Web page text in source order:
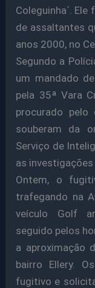
Coleguinha´.
de assaltantes
anos 2000, no
Segundo a
um mandado
pela 35ª Vara
procurado pelo
souberam da
Serviço de
as investigações
Ontem, o
trafegando na
veículo Golf
seguido pelos
a aproximação
bairro Ellery.
fugitivo e